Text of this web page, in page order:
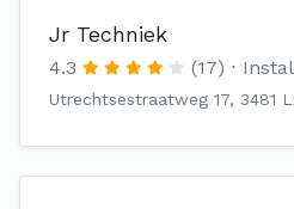
Jr Techniek
4.3 (17)
Utrechtsestraatweg 17, 3481